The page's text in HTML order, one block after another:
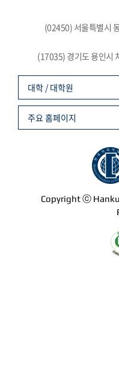
(02450) 서울특별시
(17035) 경기도 용인시
Copyright ⓒ
대학 / 대학원
주요 홈페이지